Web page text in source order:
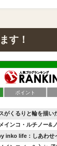
す！
ポイント
がくるりと輪を描い
インコ・ルチノー&
inko life：しあわせ